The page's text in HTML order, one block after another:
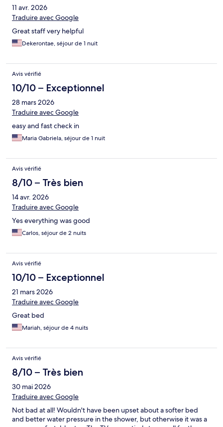
11 avr. 2026
Traduire avec Google
Great staff very helpful
Dekerontae, séjour de 1 nuit
Avis vérifié
10/10 – Exceptionnel
28 mars 2026
Traduire avec Google
easy and fast check in
Maria Gabriela, séjour de 1 nuit
Avis vérifié
8/10 – Très bien
14 avr. 2026
Traduire avec Google
Yes everything was good
Carlos, séjour de 2 nuits
Avis vérifié
10/10 – Exceptionnel
21 mars 2026
Traduire avec Google
Great bed
Mariah, séjour de 4 nuits
Avis vérifié
8/10 – Très bien
30 mai 2026
Traduire avec Google
Not bad at all! Wouldn't have been upset about a softer bed
and better water pressure in the shower, but otherwise it was a